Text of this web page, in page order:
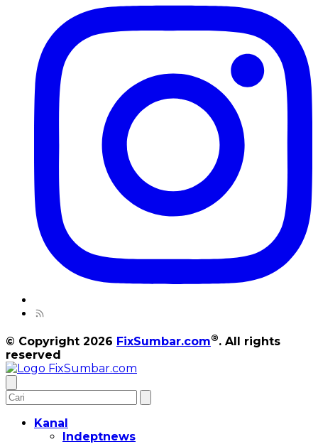
© Copyright 2026 FixSumbar.com®. All rights
reserved
Kanal
Indeptnews